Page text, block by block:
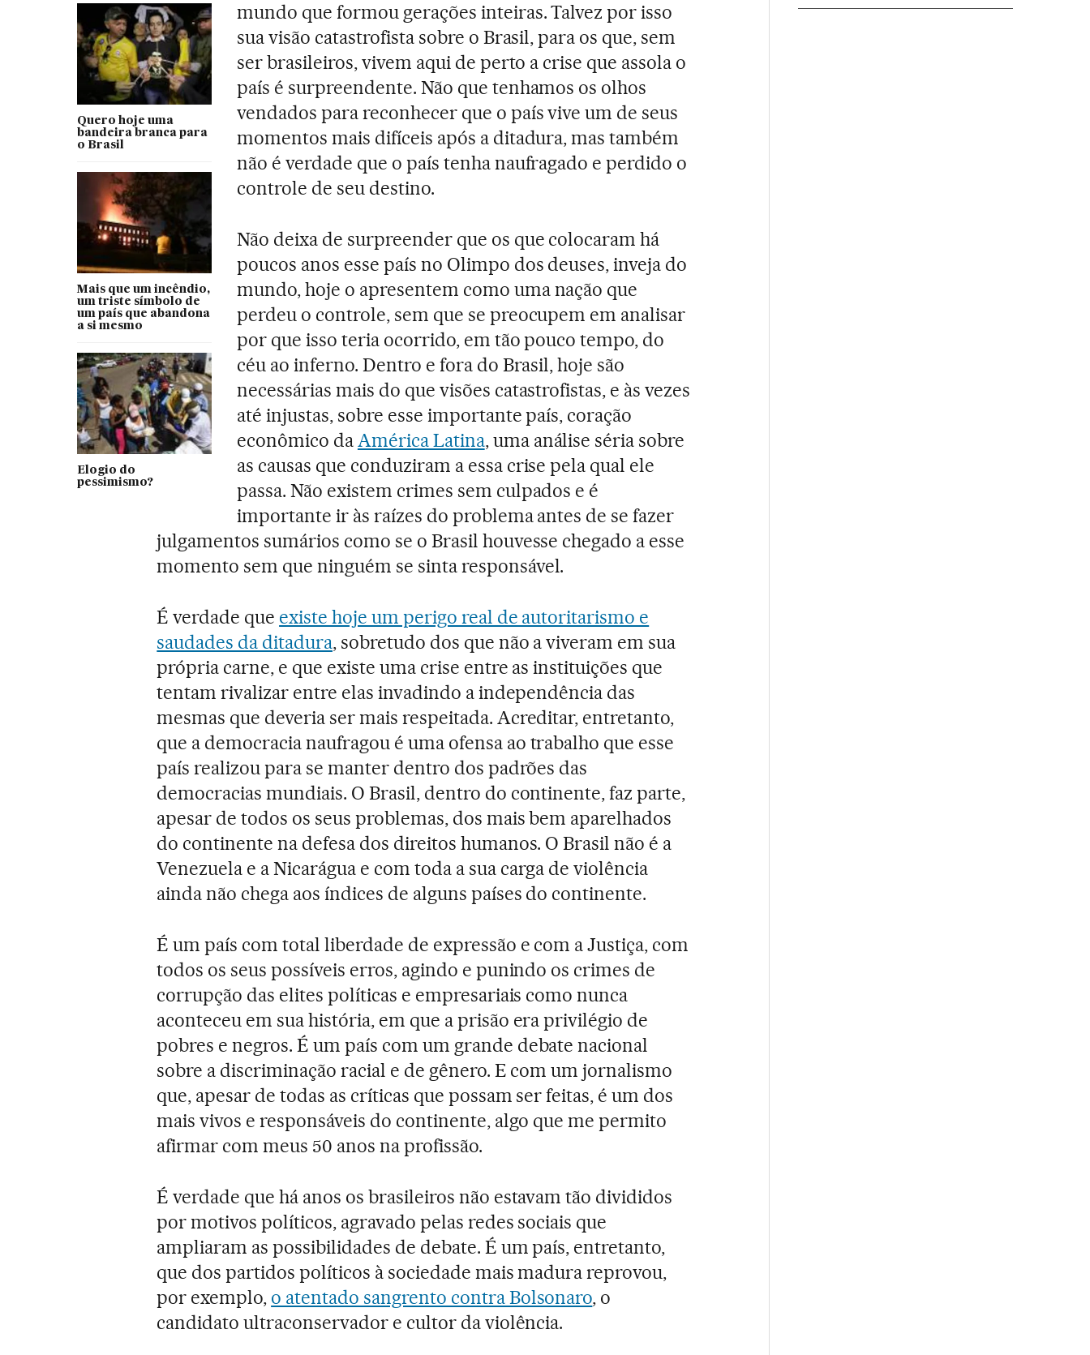
Quero hoje uma
bandeira branca para
o Brasil
Mais que um incêndio,
um triste símbolo de
um país que abandona
a si mesmo
Elogio do
pessimismo?
mundo que formou gerações inteiras. Talvez por isso
sua visão catastrofista sobre o Brasil, para os que, sem
ser brasileiros, vivem aqui de perto a crise que assola o
país é surpreendente. Não que tenhamos os olhos
vendados para reconhecer que o país vive um de seus
momentos mais difíceis após a ditadura, mas também
não é verdade que o país tenha naufragado e perdido o
controle de seu destino.
Não deixa de surpreender que os que colocaram há
poucos anos esse país no Olimpo dos deuses, inveja do
mundo, hoje o apresentem como uma nação que
perdeu o controle, sem que se preocupem em analisar
por que isso teria ocorrido, em tão pouco tempo, do
céu ao inferno. Dentro e fora do Brasil, hoje são
necessárias mais do que visões catastrofistas, e às vezes
até injustas, sobre esse importante país, coração
econômico daAmérica Latina, uma análise séria sobre
as causas que conduziram a essa crise pela qual ele
passa. Não existem crimes sem culpados e é
importante ir às raízes do problema antes de se fazer
julgamentos sumários como se o Brasil houvesse chegado a esse
momento sem que ninguém se sinta responsável.
É verdade que existe hoje um perigo real de autoritarismo e
saudades da ditadura, sobretudo dos que não a viveram em sua
própria carne, e que existe uma crise entre as instituições que
tentam rivalizar entre elas invadindo a independência das
mesmas que deveria ser mais respeitada. Acreditar, entretanto,
que a democracia naufragou é uma ofensa ao trabalho que esse
país realizou para se manter dentro dos padrões das
democracias mundiais. O Brasil, dentro do continente, faz parte,
apesar de todos os seus problemas, dos mais bem aparelhados
do continente na defesa dos direitos humanos. O Brasil não é a
Venezuela e a Nicarágua e com toda a sua carga de violência
ainda não chega aos índices de alguns países do continente.
É um país com total liberdade de expressão e com a Justiça, com
todos os seus possíveis erros, agindo e punindo os crimes de
corrupção das elites políticas e empresariais como nunca
aconteceu em sua história, em que a prisão era privilégio de
pobres e negros. É um país com um grande debate nacional
sobre a discriminação racial e de gênero. E com um jornalismo
que, apesar de todas as críticas que possam ser feitas, é um dos
mais vivos e responsáveis do continente, algo que me permito
afirmar com meus 50 anos na profissão.
É verdade que há anos os brasileiros não estavam tão divididos
por motivos políticos, agravado pelas redes sociais que
ampliaram as possibilidades de debate. É um país, entretanto,
que dos partidos políticos à sociedade mais madura reprovou,
por exemplo, o atentado sangrento contra Bolsonaro, o
candidato ultraconservador e cultor da violência.